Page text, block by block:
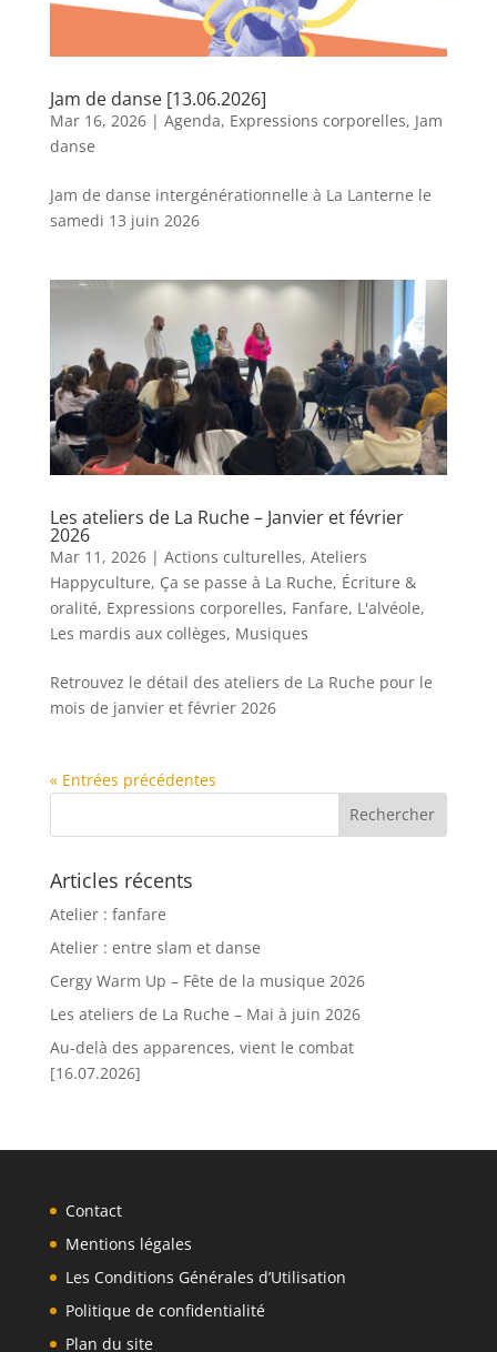
Jam de danse [13.06.2026]
Mar 16, 2026| Agenda, Expressions corporelles, Jam
danse
Jam de danse intergénérationnelle à La Lanterne le
samedi 13 juin 2026
Les ateliers de La Ruche – Janvier et février
2026
Mar 11, 2026| Actions culturelles, Ateliers
Happyculture, Ça se passe à La Ruche, Écriture &
oralité, Expressions corporelles, Fanfare, L'alvéole,
Les mardis aux collèges, Musiques
Retrouvez le détail des ateliers de La Ruche pour le
mois de janvier et février 2026
« Entrées précédentes
Articles récents
Atelier : fanfare
Atelier : entre slam et danse
Cergy Warm Up – Fête de la musique 2026
Les ateliers de La Ruche – Mai à juin 2026
Au-delà des apparences, vient le combat
[16.07.2026]
Contact
Mentions légales
Les Conditions Générales d’Utilisation
Politique de confidentialité
Plan du site